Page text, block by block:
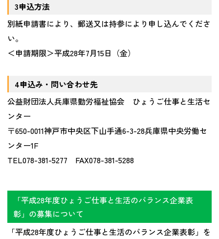
3申込方法
別紙申請書により、郵送又は持参により申し込んでくださ
い。
＜申請期限＞平成28年7月15日（金）
4申込み・問い合わせ先
公益財団法人兵庫県勤労福祉協会 ひょうご仕事と生活セ
ンター
〒650-0011神戸市中央区下山手通6-3-28兵庫県中央労働セ
ンター1F
TEL078-381-5277 FAX078-381-5288
「平成28年度ひょうご仕事と生活のバランス企業表
彰」の募集について
「平成28年度ひょうご仕事と生活のバランス企業表彰」を